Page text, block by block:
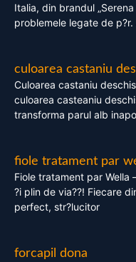
Italia, din brandul
problemele legate de
culoarea castaniu
Culoarea castaniu
culoarea casteaniu
transforma parul alb
fiole tratament par
Fiole tratament par Wella
?i plin de via??! Fiecare
perfect, str?lucitor
forcapil dona